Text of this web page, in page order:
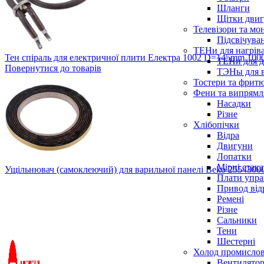
Шланги
Щітки
Телевізори та
ТЕНи для
ТЕНи для
ТЭНы для
Тостери та
Фени та
Насадки
Різне
Хлібопічки
Відра
Двигуни
Лопатки
Мірні
Плати
Привод
Ремені
Різне
Сальники
Тени
Шестерні
Холод
Тен спіраль для електричної плити Електра 1002 D=145mm
Повернутися до товарів
Ущільнювач (самоклеючий) для варильної панелі Beko